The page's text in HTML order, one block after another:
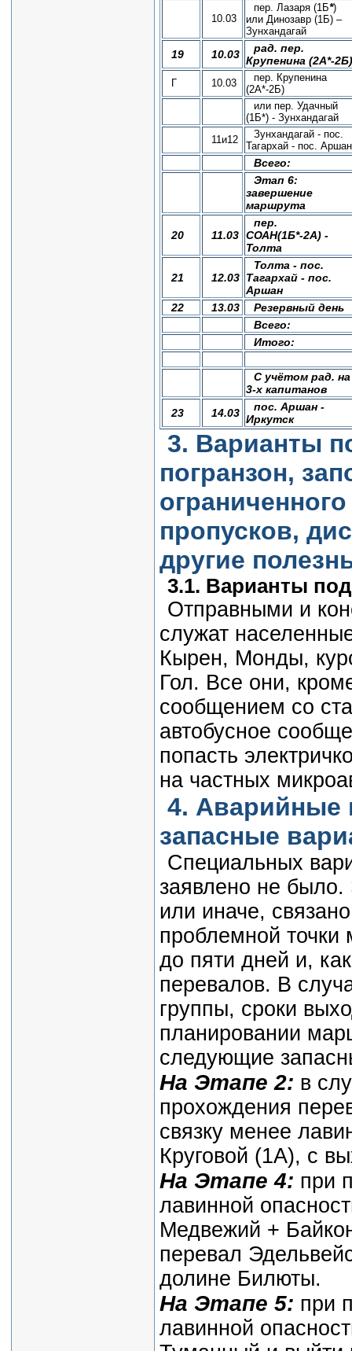
10.03
пер. Лазаря (1Б*)
или Динозавр (1Б) –
Зунхандагай
19 10.03
рад. пер.
Крупенина (2А*-2Б)
Г 10.03
пер. Крупенина
(2А*-2Б)
или пер. Удачный
(1Б*) - Зунхандагай
11и12
Зунхандагай - пос.
Тагархай - пос. Аршан
Всего:
Этап 6:
завершение
маршрута
20 11.03
пер.
СОАН(1Б*-2А) -
Толта
21 12.03
Толта - пос.
Тагархай - пос.
Аршан
22
13.03
Резервный день
Всего:
Итого:
С учётом рад. на
3-х капитанов
23
14.03
пос. Аршан -
Иркутск
3. Варианты
погранзон,
пропусков,
другие
3.1. Варианты
Отправными и
служат
Кырен, Монды,
Гол. Все они,
сообщением со
автобусное
попасть
на частных
4. Аварийные
запасные
Специальных
заявлено не
или иначе,
проблемной
до пяти дней и,
перевалов. В
группы, сроки
планировании
следующие
На Этапе 2: в
прохождения
связку менее
Круговой (1А), с
На Этапе 4: при
лавинной
Медвежий +
перевал
долине Билюты.
На Этапе 5: при
лавинной